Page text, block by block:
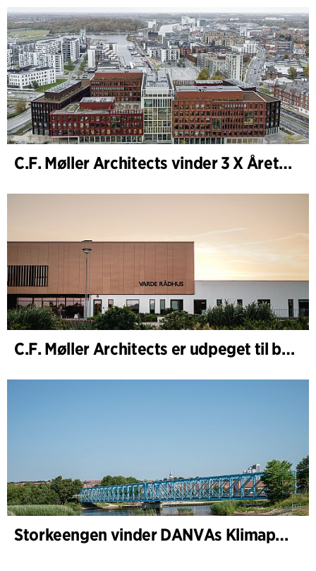
C.F. Møller Architects vinder 3 X Årets Byggeri 2025
C.F. Møller Architects er udpeget til bygherrerådgiver i udvidelsen af Varde Rådhus
Storkeengen vinder DANVAs Klimapris 2025 – og bygger videre på tidligere arkitekturanerkendelse